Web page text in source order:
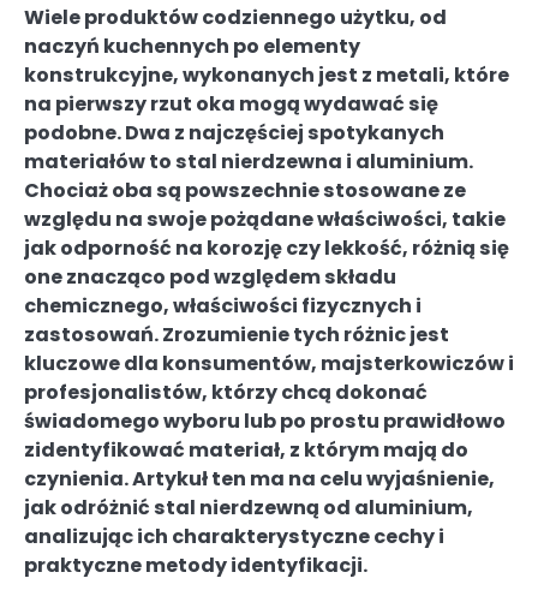
Wiele produktów codziennego użytku, od
naczyń kuchennych po elementy
konstrukcyjne, wykonanych jest z metali, które
na pierwszy rzut oka mogą wydawać się
podobne. Dwa z najczęściej spotykanych
materiałów to stal nierdzewna i aluminium.
Chociaż oba są powszechnie stosowane ze
względu na swoje pożądane właściwości, takie
jak odporność na korozję czy lekkość, różnią się
one znacząco pod względem składu
chemicznego, właściwości fizycznych i
zastosowań. Zrozumienie tych różnic jest
kluczowe dla konsumentów, majsterkowiczów i
profesjonalistów, którzy chcą dokonać
świadomego wyboru lub po prostu prawidłowo
zidentyfikować materiał, z którym mają do
czynienia. Artykuł ten ma na celu wyjaśnienie,
jak odróżnić stal nierdzewną od aluminium,
analizując ich charakterystyczne cechy i
praktyczne metody identyfikacji.